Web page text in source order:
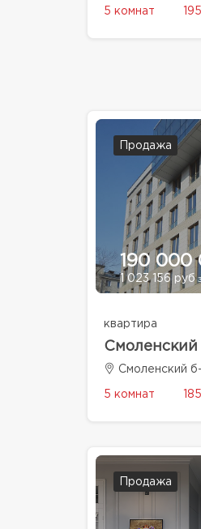
5 комнат
Продажа
190 000
1 023 156 руб
квартира
Смоленский
Смоленский
5 комнат
Продажа